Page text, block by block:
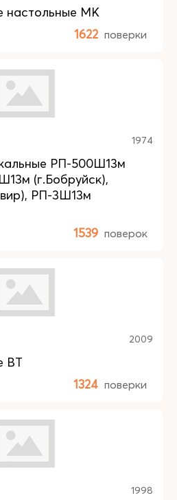
настольные МК
1622 поверки
1974
РП-500Ш13м
(г.Бобруйск),
РП-3Ш13м
1539 поверок
2009
ВТ
1324 поверки
1998